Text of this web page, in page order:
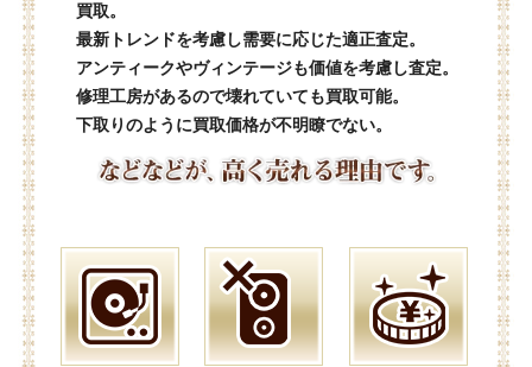
買取。
最新トレンドを考慮し需要に応じた適正査定。
アンティークやヴィンテージも価値を考慮し査定。
修理工房があるので壊れていても買取可能。
下取りのように買取価格が不明瞭でない。